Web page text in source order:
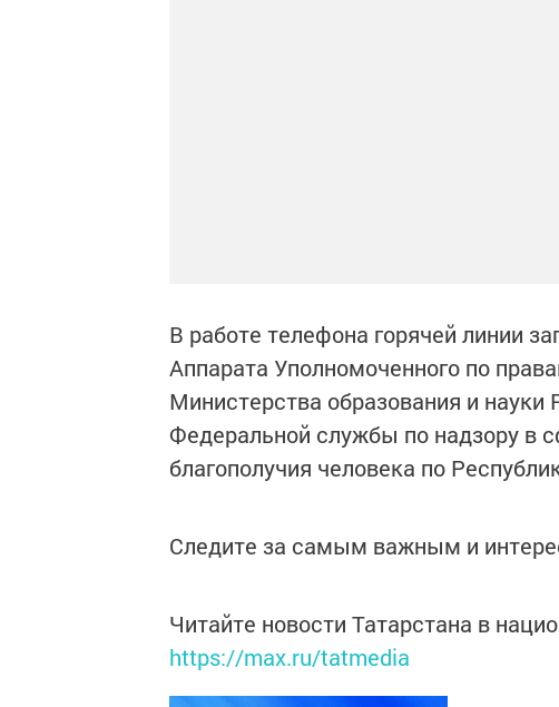
В работе телефона горячей линии
Аппарата Уполномоченного по
Министерства образования и науки
Федеральной службы по надзору в
благополучия человека по
Следите за самым важным и
Читайте новости Татарстана в
https://max.ru/tatmedia